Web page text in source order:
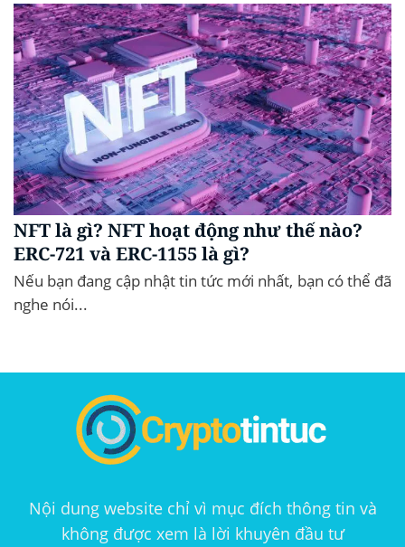
NFT là gì? NFT hoạt động như thế nào?
ERC-721 và ERC-1155 là gì?
Nếu bạn đang cập nhật tin tức mới nhất, bạn có thể đã
nghe nói...
Nội dung website chỉ vì mục đích thông tin và
không được xem là lời khuyên đầu tư